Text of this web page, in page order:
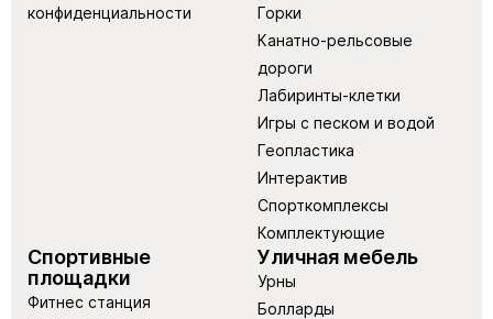
конфиденциальности
Горки
Канатно-рельсовые
дороги
Лабиринты-клетки
Игры с песком и водой
Геопластика
Интерактив
Спорткомплексы
Комплектующие
Спортивные
площадки
Фитнес станция
Уличная мебель
Урны
Болларды